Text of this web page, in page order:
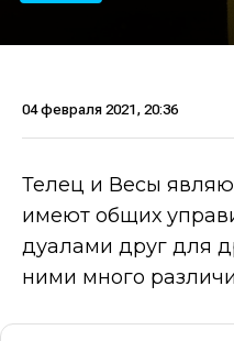
04 февраля 2021, 20:36
Телец и Весы
имеют общих
дуалами друг для
ними много